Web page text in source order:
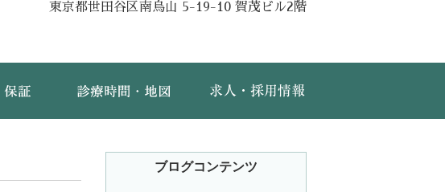
東京都世田谷区南烏山 5-19-10 賀茂ビル2階
治療費・保証 診療時間・地図
ブログコンテンツ